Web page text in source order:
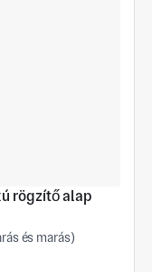
rögzítő alap
és marás)